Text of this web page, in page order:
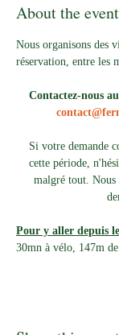
About the event
Nous organisons des
réservation, entre les
Contactez-nous
Si votre demande
cette période,
malgré tout.
Pour y aller depuis
30mn à vélo, 147m